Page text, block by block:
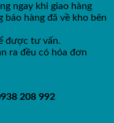
ngay khi giao hàng
hàng đã về kho bên
được tư vấn.
ra đều có hóa đơn
208 992